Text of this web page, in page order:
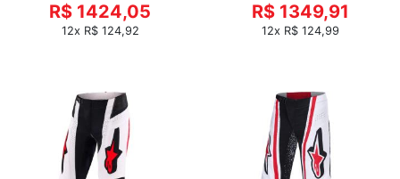
R$ 1424,05
12x R$ 124,92
R$ 1349,91
12x R$ 124,99